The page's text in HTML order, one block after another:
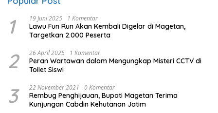
1 19 Juni 2025 1 Komentar
Lawu Fun Run Akan Kembali Digelar di Magetan,
Targetkan 2.000 Peserta
2 26 April 2025 1 Komentar
Peran Wartawan dalam Mengungkap Misteri CCTV di
Toilet Siswi
3 22 November 2021 0 Komentar
Rembug Penghijauan, Bupati Magetan Terima
Kunjungan Cabdin Kehutanan Jatim